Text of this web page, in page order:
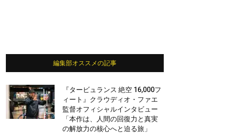
編集部オススメの記事
『タービュランス 絶空 16,000フ
ィート』クラウディオ・ファエ
監督オフィシャルインタビュー
「本作は、人間の回復力と真実
の解放力の核心へと迫る旅」